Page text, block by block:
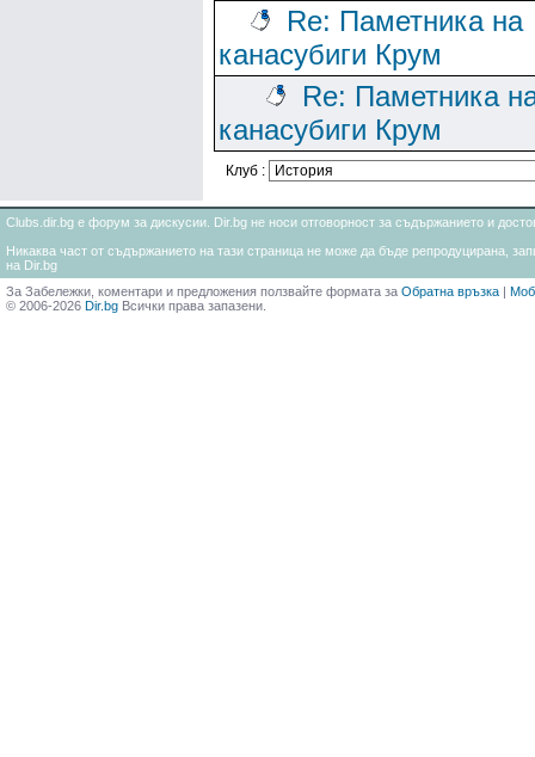
Re: Паметника на
канасубиги Крум
Re: Паметника
канасубиги Крум
Клуб :
Clubs.dir.bg е форум за дискусии. Dir.bg не носи отговорност за съдържанието и
Никаква част от съдържанието на тази страница не може да бъде репродуцирана,
на Dir.bg
За Забележки, коментари и предложения ползвайте формата за Обратна връзка |
© 2006-2026 Dir.bg Всички права запазени.